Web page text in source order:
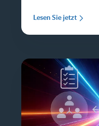
Lesen Sie jetzt